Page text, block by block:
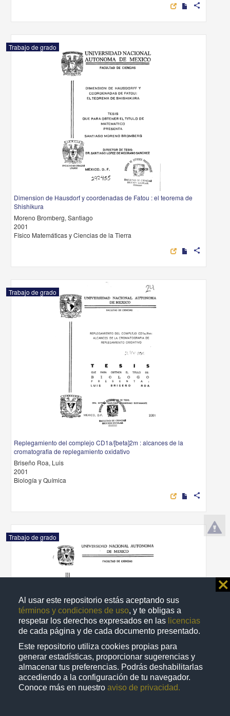
Al usar este repositorio estás aceptando sus
términos y condiciones de uso, y te obligas a
respetar los derechos expresados en las licencias
de cada página y de cada documento presentado.
Este repositorio utiliza cookies propias para
generar estadísticas, proporcionar sugerencias y
almacenar tus preferencias. Podrás deshabilitarlas
accediendo a la configuración de tu navegador.
Conoce más en nuestro aviso de privacidad.
⨯
share
Trabajo de grado
Dimension de Hausdorf y coordenadas de Fatou : el teorema de
Shishikura
Moreno Bromberg, Santiago
2001
Físico Matemáticas y Ciencias de la Tierra
share
Trabajo de grado
Replegamiento del complejo CD1a/[beta]2m : alcances de la
cromatografia de replegamiento oxidativo
Briseño Roa, Luis
2001
Biología y Química
share
Trabajo de grado
Construccion de un metabuscar de documentos en Internet